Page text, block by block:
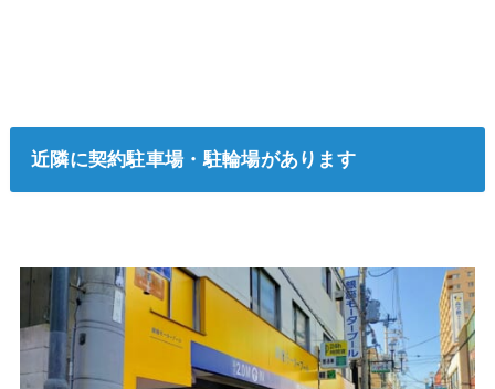
近隣に契約駐車場・駐輪場があります